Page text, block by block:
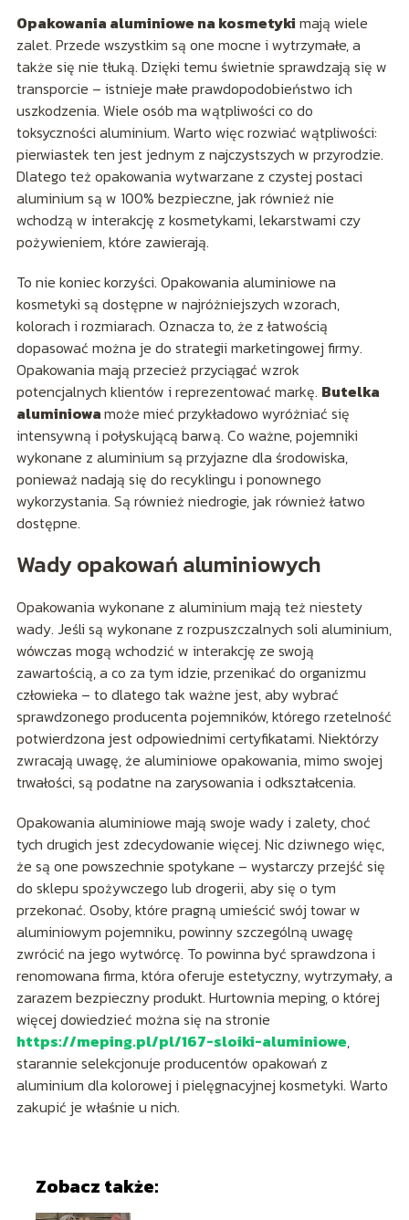
Opakowania aluminiowe na kosmetyki mają wiele
zalet. Przede wszystkim są one mocne i wytrzymałe, a
także się nie tłuką. Dzięki temu świetnie sprawdzają się w
transporcie – istnieje małe prawdopodobieństwo ich
uszkodzenia. Wiele osób ma wątpliwości co do
toksyczności aluminium. Warto więc rozwiać wątpliwości:
pierwiastek ten jest jednym z najczystszych w przyrodzie.
Dlatego też opakowania wytwarzane z czystej postaci
aluminium są w 100% bezpieczne, jak również nie
wchodzą w interakcję z kosmetykami, lekarstwami czy
pożywieniem, które zawierają.
To nie koniec korzyści. Opakowania aluminiowe na
kosmetyki są dostępne w najróżniejszych wzorach,
kolorach i rozmiarach. Oznacza to, że z łatwością
dopasować można je do strategii marketingowej firmy.
Opakowania mają przecież przyciągać wzrok
potencjalnych klientów i reprezentować markę. Butelka
aluminiowamoże mieć przykładowo wyróżniać się
intensywną i połyskującą barwą. Co ważne, pojemniki
wykonane z aluminium są przyjazne dla środowiska,
ponieważ nadają się do recyklingu i ponownego
wykorzystania. Są również niedrogie, jak również łatwo
dostępne.
Wady opakowań aluminiowych
Opakowania wykonane z aluminium mają też niestety
wady. Jeśli są wykonane z rozpuszczalnych soli aluminium,
wówczas mogą wchodzić w interakcję ze swoją
zawartością, a co za tym idzie, przenikać do organizmu
człowieka – to dlatego tak ważne jest, aby wybrać
sprawdzonego producenta pojemników, którego rzetelność
potwierdzona jest odpowiednimi certyfikatami. Niektórzy
zwracają uwagę, że aluminiowe opakowania, mimo swojej
trwałości, są podatne na zarysowania i odkształcenia.
Opakowania aluminiowe mają swoje wady i zalety, choć
tych drugich jest zdecydowanie więcej. Nic dziwnego więc,
że są one powszechnie spotykane – wystarczy przejść się
do sklepu spożywczego lub drogerii, aby się o tym
przekonać. Osoby, które pragną umieścić swój towar w
aluminiowym pojemniku, powinny szczególną uwagę
zwrócić na jego wytwórcę. To powinna być sprawdzona i
renomowana firma, która oferuje estetyczny, wytrzymały, a
zarazem bezpieczny produkt. Hurtownia meping, o której
więcej dowiedzieć można się na stronie
https://meping.pl/pl/167-sloiki-aluminiowe,
starannie selekcjonuje producentów opakowań z
aluminium dla kolorowej i pielęgnacyjnej kosmetyki. Warto
zakupić je właśnie u nich.
Zobacz także: